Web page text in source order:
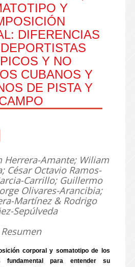
Y
DIFERENCIAS
Y NO
CUBANOS Y
DE PISTA Y
Herrera-Amante; Wiliam
César Octavio Ramos-
Carrillo; Guillermo
Olivares-Arancibia;
Martínez & Rodrigo
Sepúlveda
Resumen
corporal y somatotipo de los
fundamental para entender su